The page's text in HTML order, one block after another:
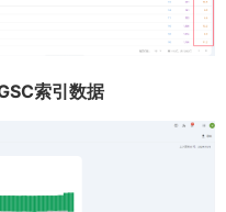
索引数据